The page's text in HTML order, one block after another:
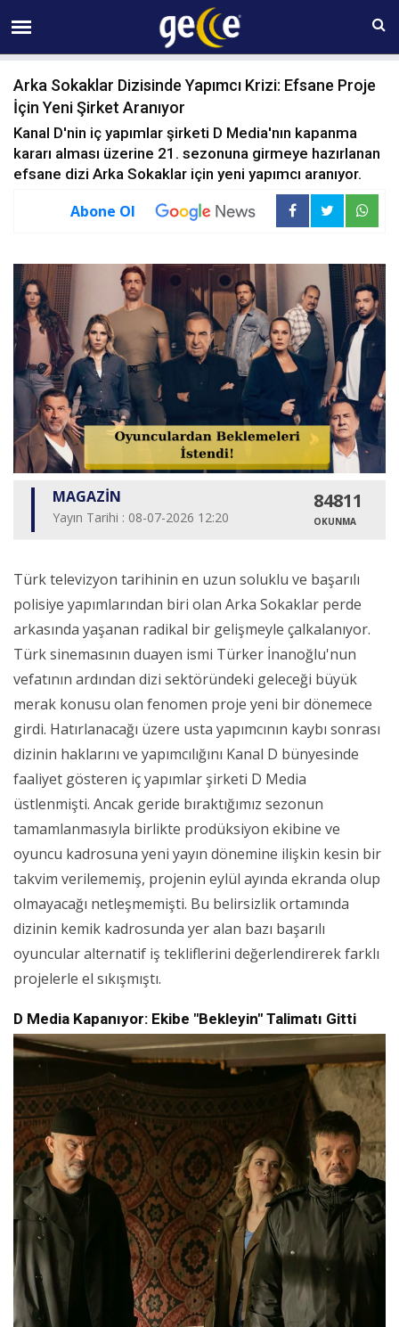
09 AĞUSTOS Pazar 11:52
Arka Sokaklar Dizisinde Yapımcı Krizi: Efsane Proje
İçin Yeni Şirket Aranıyor
Kanal D'nin iç yapımlar şirketi D Media'nın kapanma
kararı alması üzerine 21. sezonuna girmeye hazırlanan
efsane dizi Arka Sokaklar için yeni yapımcı aranıyor.
Abone Ol
MAGAZİN
Yayın Tarihi : 08-07-2026 12:20
84811
OKUNMA
Türk televizyon tarihinin en uzun soluklu ve başarılı
polisiye yapımlarından biri olan Arka Sokaklar perde
arkasında yaşanan radikal bir gelişmeyle çalkalanıyor.
Türk sinemasının duayen ismi Türker İnanoğlu'nun
vefatının ardından dizi sektöründeki geleceği büyük
merak konusu olan fenomen proje yeni bir dönemece
girdi. Hatırlanacağı üzere usta yapımcının kaybı sonrası
dizinin haklarını ve yapımcılığını Kanal D bünyesinde
faaliyet gösteren iç yapımlar şirketi D Media
üstlenmişti. Ancak geride bıraktığımız sezonun
tamamlanmasıyla birlikte prodüksiyon ekibine ve
oyuncu kadrosuna yeni yayın dönemine ilişkin kesin bir
takvim verilememiş, projenin eylül ayında ekranda olup
olmayacağı netleşmemişti. Bu belirsizlik ortamında
dizinin kemik kadrosunda yer alan bazı başarılı
oyuncular alternatif iş tekliflerini değerlendirerek farklı
projelerle el sıkışmıştı.
D Media Kapanıyor: Ekibe "Bekleyin" Talimatı Gitti